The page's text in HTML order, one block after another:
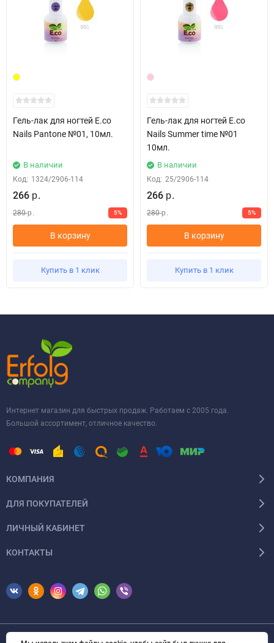
Гель-лак для ногтей E.co
Nails Pantone №01, 10мл.
В наличии
Код: 1324/2906-114
266 р.
280 р. 5%
В корзину
Купить в 1 клик
Гель-лак для ногтей E.co
Nails Summer time №01
10мл.
В наличии
Код: 25/2906-114
266 р.
280 р. 5%
В корзину
Купить в 1 клик
Интернет магазин для быстрых продаж. Работаем с 2005 года.
Большой ассортимент, отличное качество.
КОМПАНИЯ
ДЛЯ ПОКУПАТЕЛЕЙ
ЛИЧНЫЙ КАБИНЕТ
КОНТАКТЫ